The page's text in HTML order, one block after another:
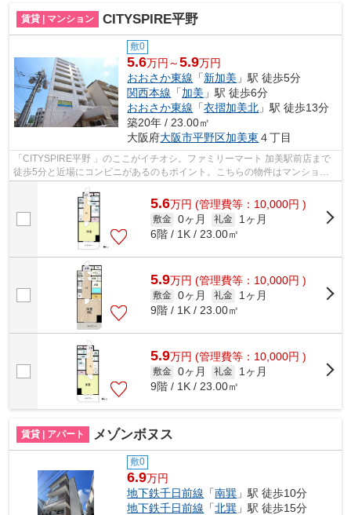
賃貸 | マンション CITYSPIRE平野
敷0
5.6万円～5.9万円
おおさか東線 「新加美 」駅 徒歩5分
関西本線 「加美 」駅 徒歩6分
おおさか東線 「衣摺加美北 」駅 徒歩13分
築20年 / 23.00㎡
大阪府大阪市平野区加美東 ４丁目
「CITYSPIRE平野 」のここがイチオシ。ファミリーマート 加美駅前店まで
徒歩5分と近場にコンビニがあるのもポイント。こちらの物件はマンション
です。2駅利用可能な物件で移動範囲が広...
5.6万円 (管理費等：10,000円 )
敷金 0ヶ月 礼金
1ヶ月
6階 / 1K / 23.00㎡
5.9万円 (管理費等：10,000円 )
敷金 0ヶ月 礼金
1ヶ月
9階 / 1K / 23.00㎡
5.9万円 (管理費等：10,000円 )
敷金 0ヶ月 礼金
1ヶ月
9階 / 1K / 23.00㎡
賃貸 | アパート メゾンボヌス
敷0
6.9万円
地下鉄千日前線 「南巽 」駅 徒歩10分
地下鉄千日前線 「北巽 」駅 徒歩15分